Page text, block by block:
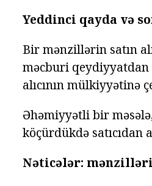
Yeddinci qayda və
Bir mənzillərin satın
məcburi
alıcının mülkiyyətinə
Əhəmiyyətli bir
köçürdükdə satıcıdan
Nəticələr: